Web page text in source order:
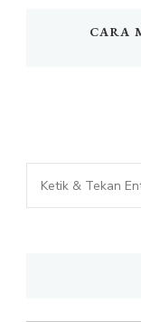
CARA
Mencari
Sesuatu?